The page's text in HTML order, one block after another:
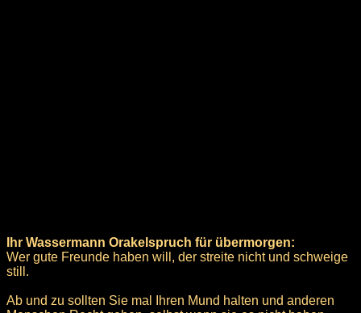
Ihr Wassermann Orakelspruch für übermorgen:
Wer gute Freunde haben will, der streite nicht und schweige
still.
Ab und zu sollten Sie mal Ihren Mund halten und anderen